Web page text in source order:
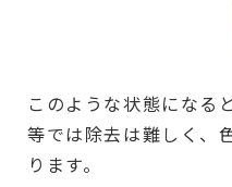
このような状態になる
等では除去は難しく、
ります。